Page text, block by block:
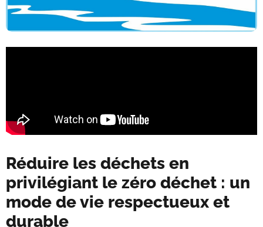
Réduire les déchets en
privilégiant le zéro déchet : un
mode de vie respectueux et
durable